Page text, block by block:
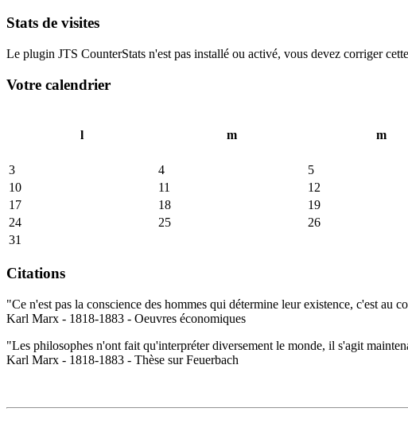
Stats de visites
Le plugin JTS CounterStats n'est pas installé ou activé, vous devez corriger
Votre calendrier
l
m m
3
4 5
10
11 12
17
18 19
24
25 26
31
Citations
"Ce n'est pas la conscience des hommes qui détermine leur existence, c'est au
Karl Marx - 1818-1883 - Oeuvres économiques
"Les philosophes n'ont fait qu'interpréter diversement le monde, il s'agit
Karl Marx - 1818-1883 - Thèse sur Feuerbach